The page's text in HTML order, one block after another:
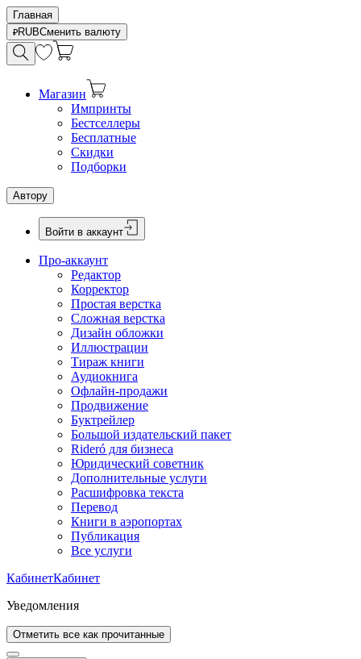
Главная
RUBСменить валюту
Магазин
Импринты
Бестселлеры
Бесплатные
Скидки
Подборки
Автору
Войти в аккаунт
Про-аккаунт
Редактор
Корректор
Простая верстка
Сложная верстка
Дизайн обложки
Иллюстрации
Тираж книги
Аудиокнига
Офлайн-продажи
Продвижение
Буктрейлер
Большой издательский пакет
Rideró для бизнеса
Юридический советник
Дополнительные услуги
Расшифровка текста
Перевод
Книги в аэропортах
Публикация
Все услуги
КабинетКабинет
Уведомления
Отметить все как прочитанные